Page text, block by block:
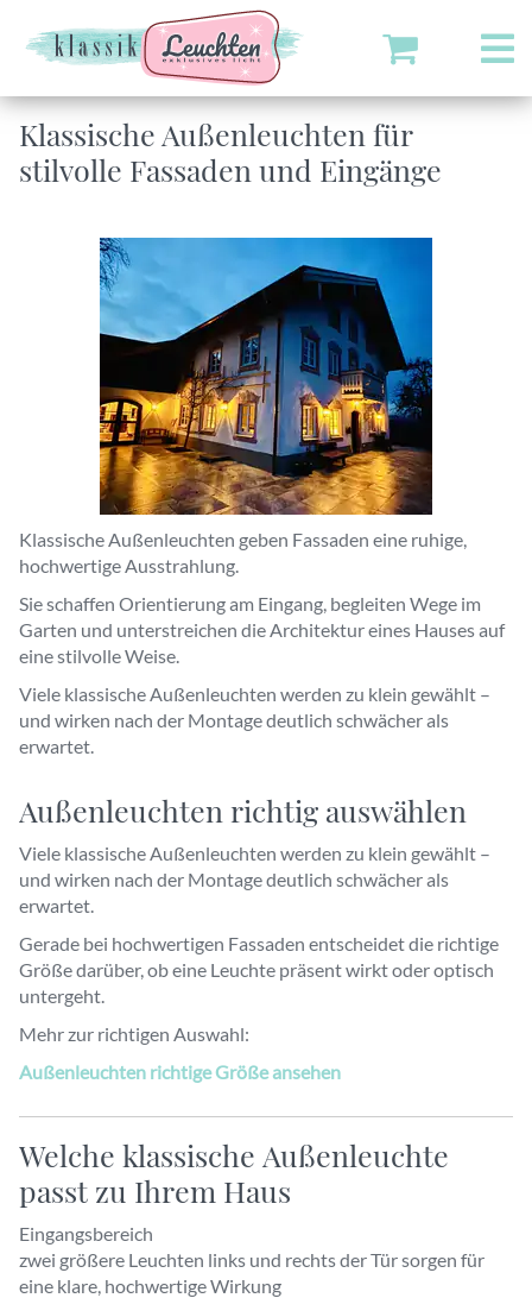
Klassische Außenleuchten für
stilvolle Fassaden und Eingänge
Klassische Außenleuchten geben Fassaden eine ruhige,
hochwertige Ausstrahlung.
Sie schaffen Orientierung am Eingang, begleiten Wege im
Garten und unterstreichen die Architektur eines Hauses auf
eine stilvolle Weise.
Viele klassische Außenleuchten werden zu klein gewählt –
und wirken nach der Montage deutlich schwächer als
erwartet.
Außenleuchten richtig auswählen
Viele klassische Außenleuchten werden zu klein gewählt –
und wirken nach der Montage deutlich schwächer als
erwartet.
Gerade bei hochwertigen Fassaden entscheidet die richtige
Größe darüber, ob eine Leuchte präsent wirkt oder optisch
untergeht.
Mehr zur richtigen Auswahl:
Außenleuchten richtige Größe ansehen
Welche klassische Außenleuchte
passt zu Ihrem Haus
Eingangsbereich
zwei größere Leuchten links und rechts der Tür sorgen für
eine klare, hochwertige Wirkung